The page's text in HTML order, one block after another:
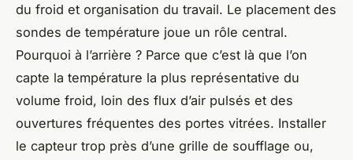
du froid et organisation du travail. Le placement des
sondes de température joue un rôle central.
Pourquoi à l’arrière ? Parce que c’est là que l’on
capte la température la plus représentative du
volume froid, loin des flux d’air pulsés et des
ouvertures fréquentes des portes vitrées. Installer
le capteur trop près d’une grille de soufflage ou,